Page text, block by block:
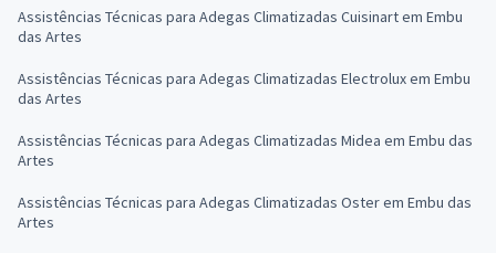
Assistências Técnicas para Adegas Climatizadas Cuisinart em Embu
das Artes
Assistências Técnicas para Adegas Climatizadas Electrolux em Embu
das Artes
Assistências Técnicas para Adegas Climatizadas Midea em Embu das
Artes
Assistências Técnicas para Adegas Climatizadas Oster em Embu das
Artes